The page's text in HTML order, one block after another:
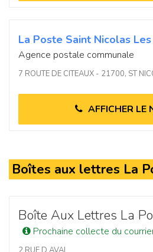
La Poste Saint Nicolas
Agence postale communale
7 ROUTE DE CITEAUX - 21700, ST
AFFICHER LE
Boîtes aux lettres La
Boîte Aux Lettres La
Prochaine collecte du